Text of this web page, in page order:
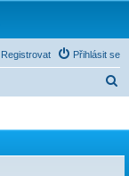
Přihlásit se
Registrovat